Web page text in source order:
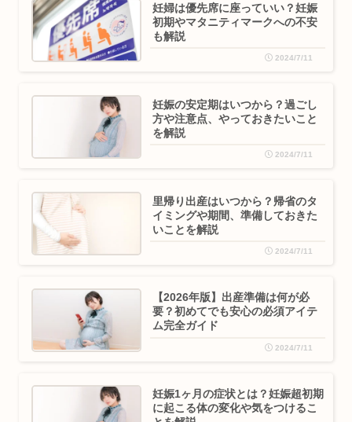
妊婦は優先席に座っていい？妊娠
初期やマタニティマークへの不安
も解説
2024/7/11
妊娠の安定期はいつから？過ごし
方や注意点、やっておきたいこと
を解説
2024/7/11
里帰り出産はいつから？帰省のタ
イミングや期間、準備しておきた
いことを解説
2024/7/11
【2026年版】出産準備は何が必
要？初めてでも安心の必須アイテ
ム完全ガイド
2024/7/11
妊娠1ヶ月の症状とは？妊娠超初期
に起こる体の変化や気をつけるこ